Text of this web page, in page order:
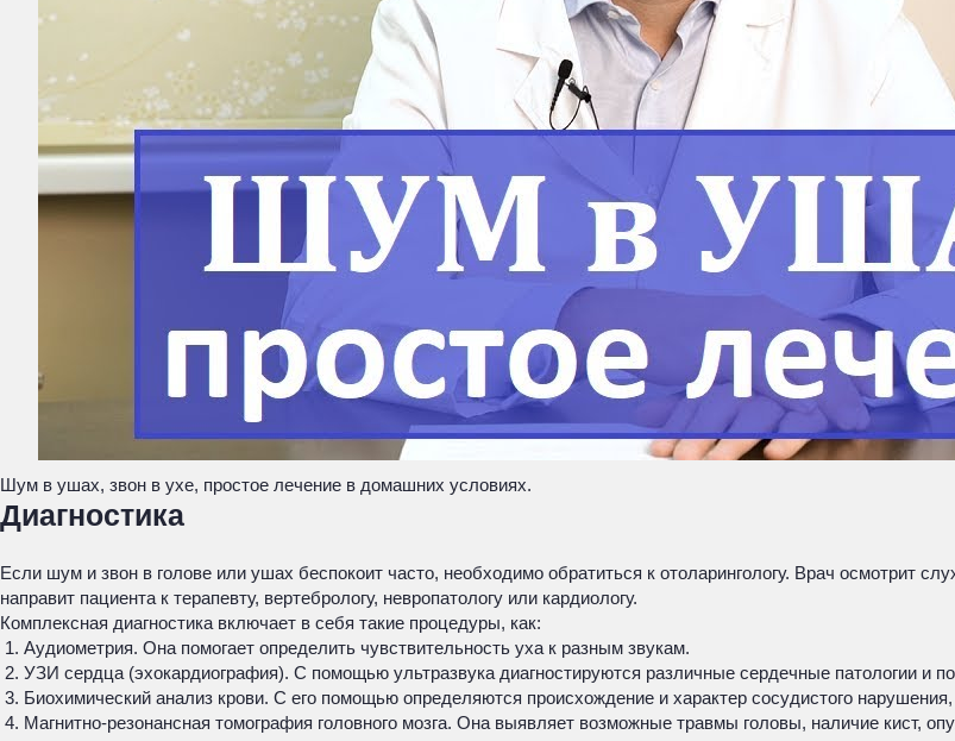
Шум в ушах, звон в ухе, простое лечение в домашних условиях.
Диагностика
Если шум и звон в голове или ушах беспокоит часто, необходимо обратиться к отоларингологу. Врач осмотрит
направит пациента к терапевту, вертебрологу, невропатологу или кардиологу.
Комплексная диагностика включает в себя такие процедуры, как:
Аудиометрия. Она помогает определить чувствительность уха к разным звукам.
УЗИ сердца (эхокардиография). С помощью ультразвука диагностируются различные сердечные патологии и
Биохимический анализ крови. С его помощью определяются происхождение и характер сосудистого
Магнитно-резонансная томография головного мозга. Она выявляет возможные травмы головы, наличие кист,